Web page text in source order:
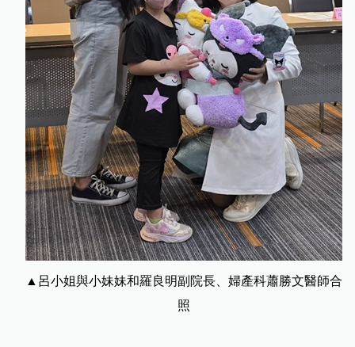
▲呂小姐與小妹妹和羅良明副院長、婦產科蕭勝文醫師合
照